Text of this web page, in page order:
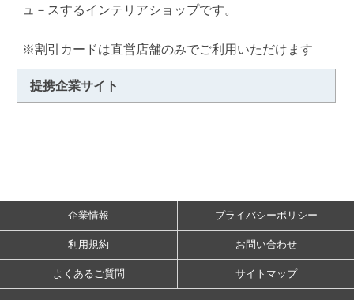
ュ－スするインテリアショップです。
※割引カードは直営店舗のみでご利用いただけます
提携企業サイト
企業情報 プライバシーポリシー
利用規約 お問い合わせ
よくあるご質問 サイトマップ